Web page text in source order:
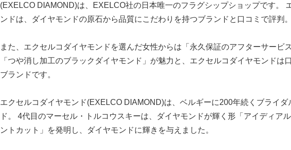
(EXELCO DIAMOND)は、
EXELCO社の日本唯一のフラグシップショップです。
ンドは、ダイヤモンドの原石から品質にこだわりを持つブランドと口コミで評判。
また、エクセルコダイヤモンドを選んだ女性からは「永久保証のアフターサービ
「つや消し加工のブラックダイヤモンド」が魅力と、エクセルコダイヤモンドは
ブランドです。
エクセルコダイヤモンド(EXELCO DIAMOND)は、ベルギーに200年続くブライダ
ド。 4代目のマーセル・トルコウスキーは、
ダイヤモンドが輝く形「アイディア
ントカット」を発明 し、ダイヤモンドに輝きを与えました。